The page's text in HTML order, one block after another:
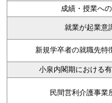
成績・授業へ
就業が起業意
新規学卒者の就職先特
小泉内閣期における
民間営利介護事業